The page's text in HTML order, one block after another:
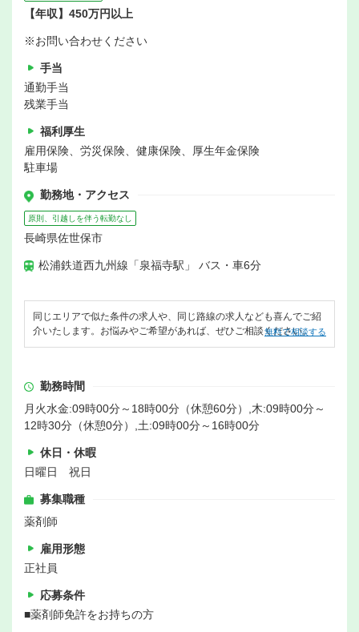
【年収】450万円以上
※お問い合わせください
手当
通勤手当
残業手当
福利厚生
雇用保険、労災保険、健康保険、厚生年金保険
駐車場
勤務地・アクセス
原則、引越しを伴う転勤なし
長崎県佐世保市
松浦鉄道西九州線「泉福寺駅」 バス・車6分
同じエリアで似た条件の求人や、同じ路線の求人なども喜んでご紹
介いたします。お悩みやご希望があれば、ぜひご相談ください。
無料で相談する
勤務時間
月火水金:09時00分～18時00分（休憩60分）,木:09時00分～
12時30分（休憩0分）,土:09時00分～16時00分
休日・休暇
日曜日 祝日
募集職種
薬剤師
雇用形態
正社員
応募条件
■薬剤師免許をお持ちの方